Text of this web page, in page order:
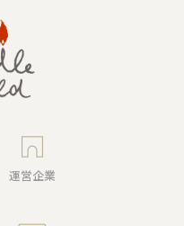
運営企業